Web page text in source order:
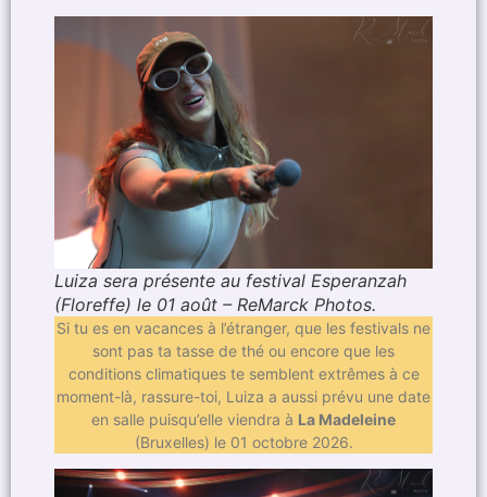
Luiza sera présente au festival Esperanzah
(Floreffe) le 01 août – ReMarck Photos.
Si tu es en vacances à l’étranger, que les festivals ne
sont pas ta tasse de thé ou encore que les
conditions climatiques te semblent extrêmes à ce
moment-là, rassure-toi, Luiza a aussi prévu une date
en salle puisqu’elle viendra à La Madeleine
(Bruxelles) le 01 octobre 2026.